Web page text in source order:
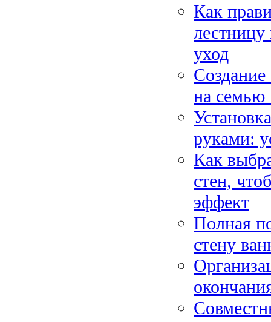
Как
уход
на семью
руками:
Как
стен,
эффект
Полная
стену